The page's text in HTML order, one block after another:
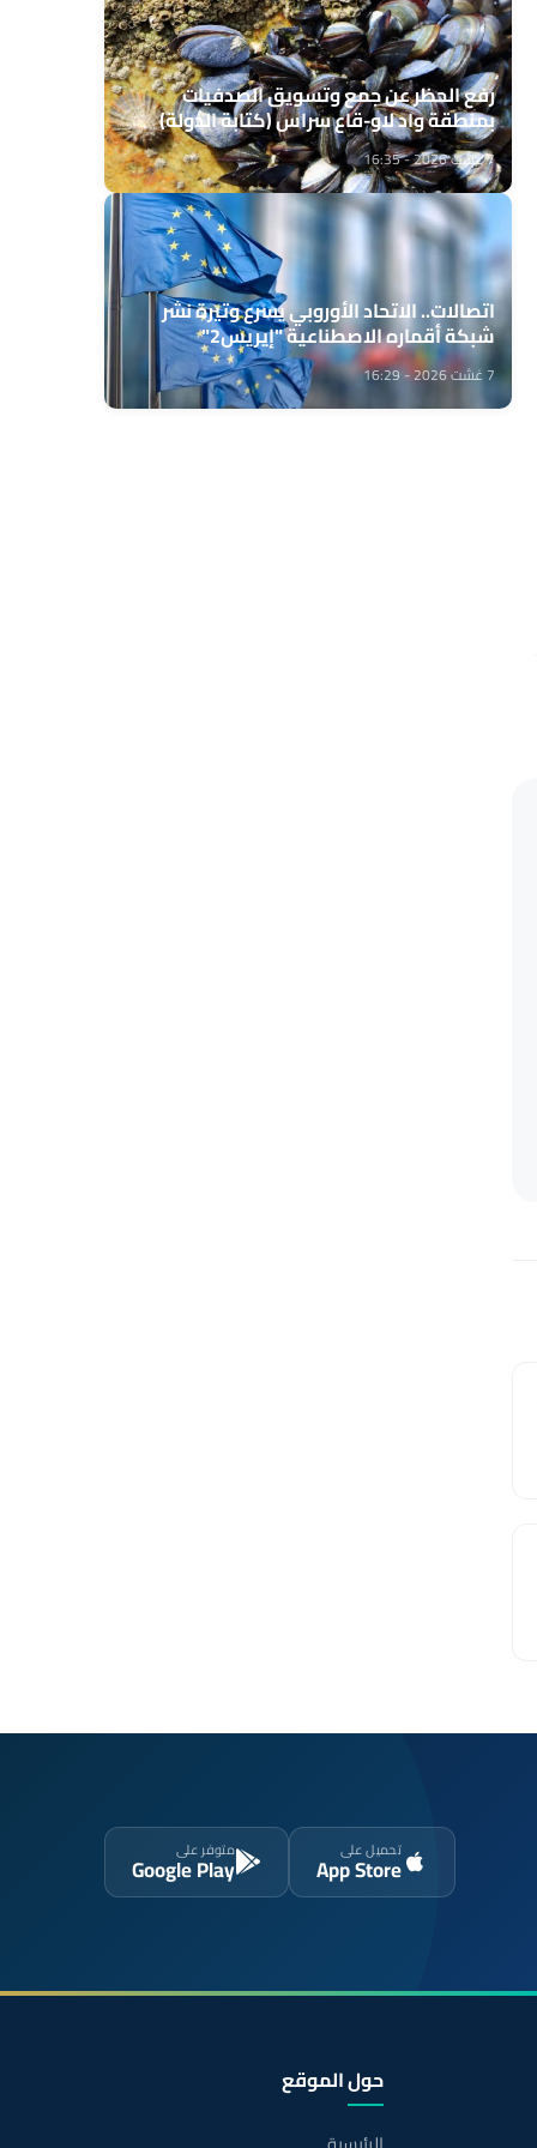
رفع الحظر عن جمع وتسويق الصدفيات
بمنطقة واد لاو-قاع سراس (كتابة الدولة)
7 غشت 2026 - 16:35
اتصالات.. الاتحاد الأوروبي يسرع وتيرة نشر
شبكة أقماره الاصطناعية "إيريس2"
7 غشت 2026 - 16:29
تحميل على
App Store
متوفر على
Google Play
حول الموقع